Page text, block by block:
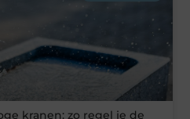
kranen: zo regel je de